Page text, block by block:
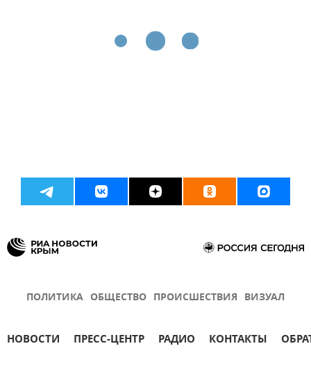
ПОЛИТИКА ОБЩЕСТВО ПРОИСШЕСТВИЯ ВИЗУАЛ
НОВОСТИ ПРЕСС-ЦЕНТР РАДИО КОНТАКТЫ